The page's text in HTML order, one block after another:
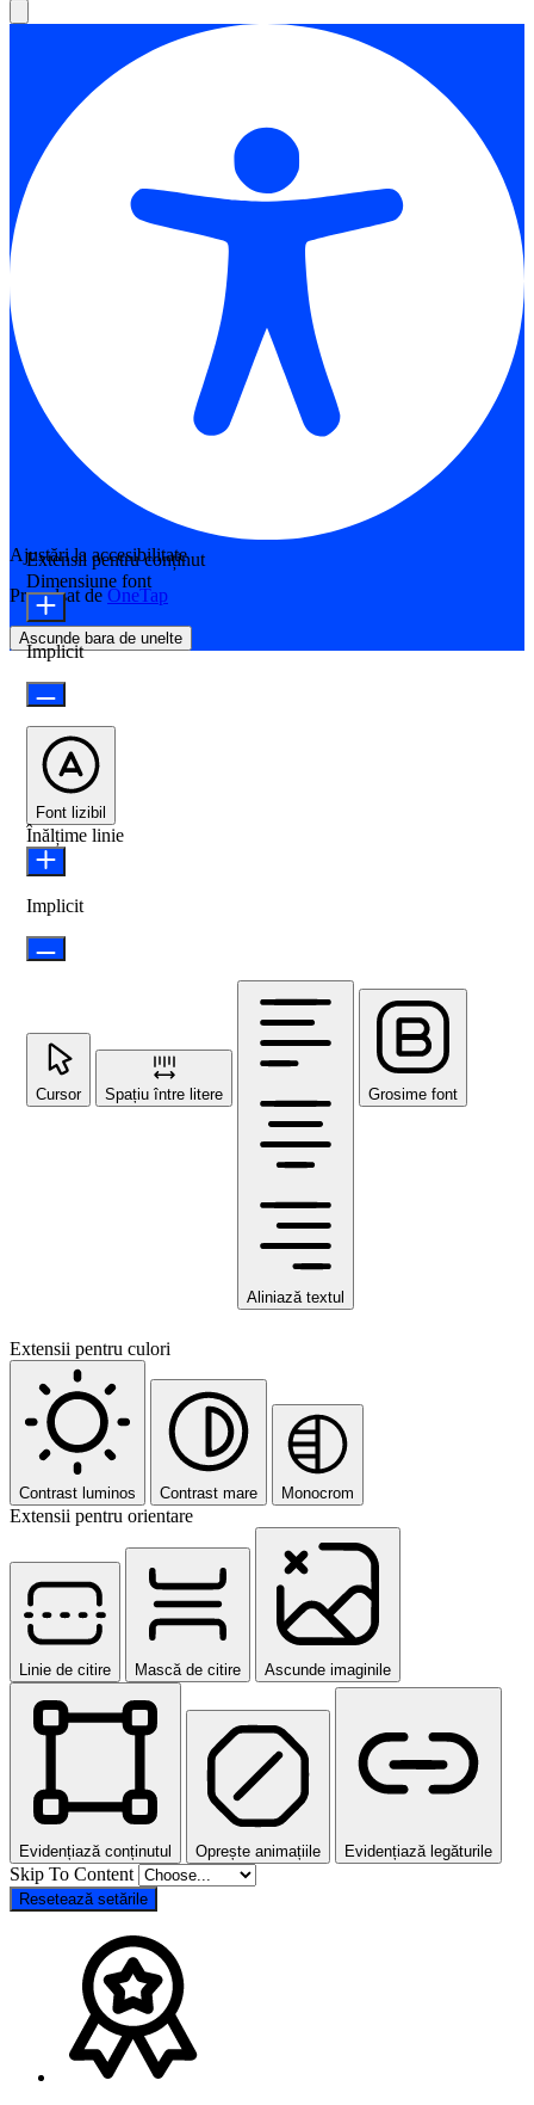
Ajustări la accesibilitate
Propulsat de OneTap
Ascunde bara de unelte
Extensii pentru conținut
Dimensiune font
Implicit
Font lizibil
Înălțime linie
Implicit
Cursor Spațiu între litere
Aliniază textul
Grosime font
Extensii pentru culori
Contrast luminos Contrast mare Monocrom
Extensii pentru orientare
Linie de citire Mască de citire Ascunde imaginile
Evidențiază conținutul Oprește animațiile Evidențiază legăturile
Skip To Content
Resetează setările